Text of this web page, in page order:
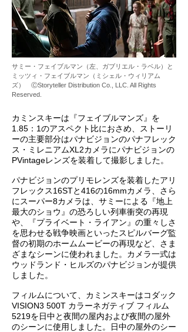
サミー・フェイブルマン（左、ガブリエル・ラベル）と
ミッツィ・フェイブルマン（ミシェル・ウィリアム
ズ） ⒸStoryteller Distribution Co., LLC. All Rights
Reserved.
カミンスキーは『フェイブルマンズ』を
1.85：1のアスペクト比におさめ、ストーリ
ーの主要部分はパナビジョンのパナフレック
ス・ミレニアムXL2カメラにパナビジョンの
PVintageレンズを装着して撮影しました。
パナビジョンのプリモレンズを装着したアリ
フレックス16STと416の16mmカメラ、さら
にスーパー8カメラは、サミーによる『地上
最大のショウ』の恐ろしい列車衝突の再現
や、『プライベート・ライアン』の重々しさ
を思わせる戦争映画といったスピルバーグ監
督の初期のホームムービーの再現など、さま
ざまなシーンに使われました。カメラ一式は
ウッドランド・ヒルズのパナビジョンが提供
しました。
フィルムについて、カミンスキーはコダック
VISION3 500T カラーネガティブ フィルム
5219を日中と夜間の屋内および夜間の屋外
のシーンに使用しました。日中の屋外のシー